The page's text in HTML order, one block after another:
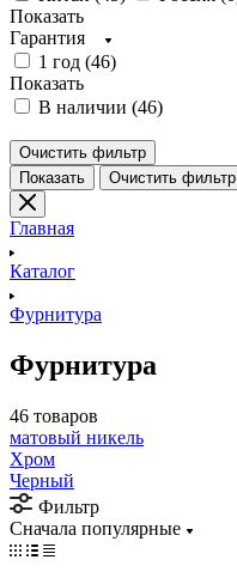
Показать
Гарантия
1 год (46)
Показать
В наличии (46)
Очистить фильтр
Показать
Очистить фильтр
Главная
Каталог
Фурнитура
Фурнитура
46 товаров
матовый никель
Хром
Черный
Фильтр
Сначала популярные